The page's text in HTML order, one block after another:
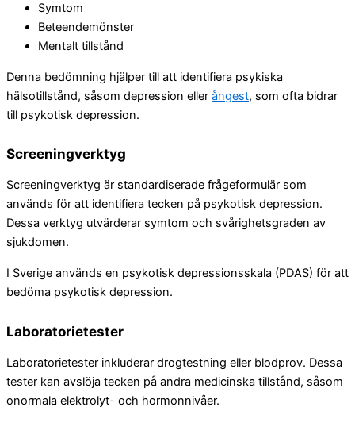
Symtom
Beteendemönster
Mentalt tillstånd
Denna bedömning hjälper till att identifiera psykiska
hälsotillstånd, såsom depression eller ångest, som ofta bidrar
till psykotisk depression.
Screeningverktyg
Screeningverktyg är standardiserade frågeformulär som
används för att identifiera tecken på psykotisk depression.
Dessa verktyg utvärderar symtom och svårighetsgraden av
sjukdomen.
I Sverige används en psykotisk depressionsskala (PDAS) för att
bedöma psykotisk depression.
Laboratorietester
Laboratorietester inkluderar drogtestning eller blodprov. Dessa
tester kan avslöja tecken på andra medicinska tillstånd, såsom
onormala elektrolyt- och hormonnivåer.